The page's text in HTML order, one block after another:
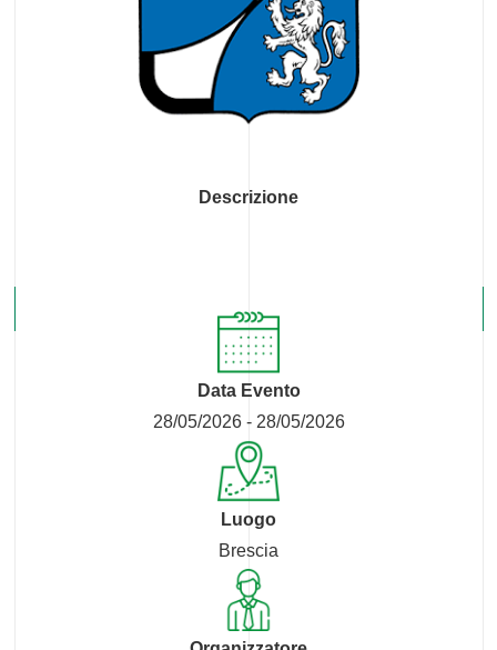
Descrizione
Data Evento
28/05/2026 - 28/05/2026
Luogo
Brescia